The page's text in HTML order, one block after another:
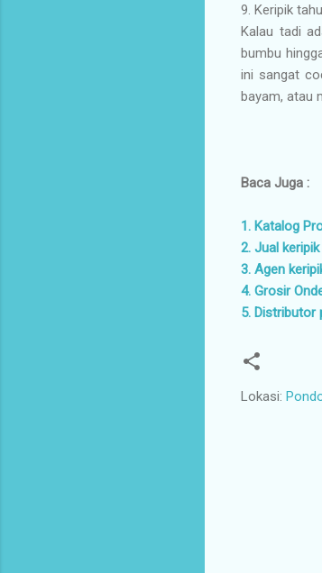
9. Keripik tahu
Kalau tadi
bumbu
ini sangat
bayam, atau
Baca Juga :
1. Katalog
2. Jual
3. Agen
4. Grosir
5. Distributor
Lokasi: